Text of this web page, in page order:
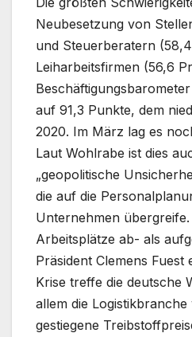
Neubesetzung von
und Steuerberatern
Leiharbeitsfirmen (56,6
auf 91,3 Punkte, dem
2020. Im März lag es
Laut Wohlrabe ist dies
„geopolitische
die auf die
Unternehmen
Arbeitsplätze ab- als
Präsident Clemens
Krise treffe die deutsche
allem die
gestiegene